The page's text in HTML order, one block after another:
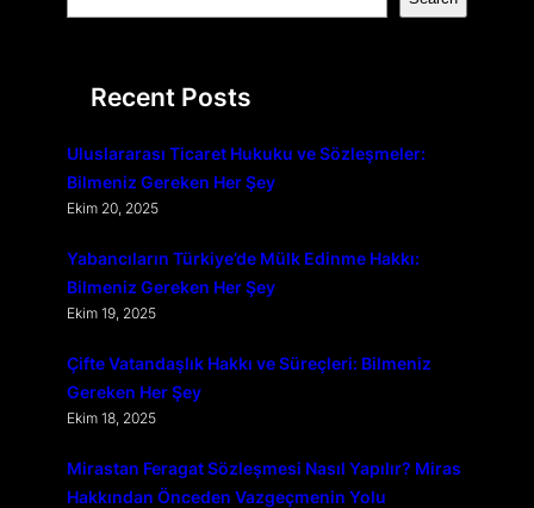
e
Recent Posts
Uluslararası Ticaret Hukuku ve Sözleşmeler:
Bilmeniz Gereken Her Şey
Ekim 20, 2025
Yabancıların Türkiye’de Mülk Edinme Hakkı:
Bilmeniz Gereken Her Şey
Ekim 19, 2025
Çifte Vatandaşlık Hakkı ve Süreçleri: Bilmeniz
Gereken Her Şey
Ekim 18, 2025
Mirastan Feragat Sözleşmesi Nasıl Yapılır? Miras
Hakkından Önceden Vazgeçmenin Yolu